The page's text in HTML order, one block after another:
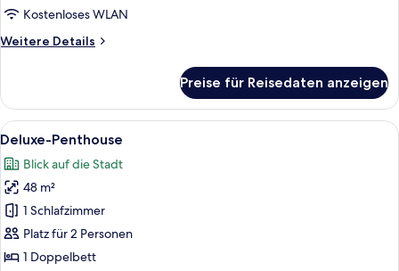
Kostenloses WLAN
Weitere Details
Weitere
Studio
Preise für Reisedaten anzeigen
Alle
Fotos
für
Deluxe-
Penthouse
anzeigen
Ein modernes Wohnzimmer mit
16
Deluxe-Penthouse
Blick auf die Stadt
48 m²
1 Schlafzimmer
Platz für 2 Personen
1 Doppelbett